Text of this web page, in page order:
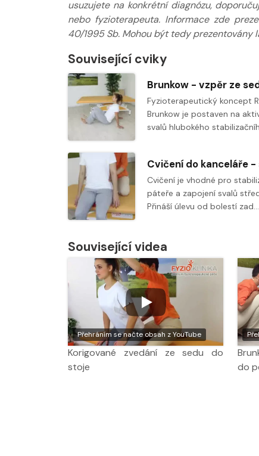
usuzujete na konkrétní diagnózu,
nebo fyzioterapeuta. Informace zde
40/1995 Sb. Mohou být tedy prezentovány
Související cviky
Fyzioterapeutický koncept
Brunkow je postaven na
svalů hlubokého
Cvičení je vhodné pro
páteře a zapojení svalů
Přináší úlevu od bolestí zad…
Související videa
Přehráním se načte obsah z YouTube
Korigované zvedání ze sedu do
stoje
do